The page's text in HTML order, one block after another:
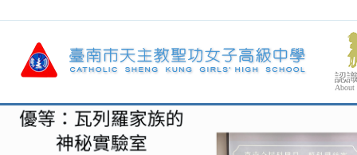
認
About